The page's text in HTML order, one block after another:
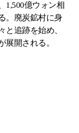
1,500億ウォン相
。廃炭鉱村に身
と追跡を始め、
展開される。